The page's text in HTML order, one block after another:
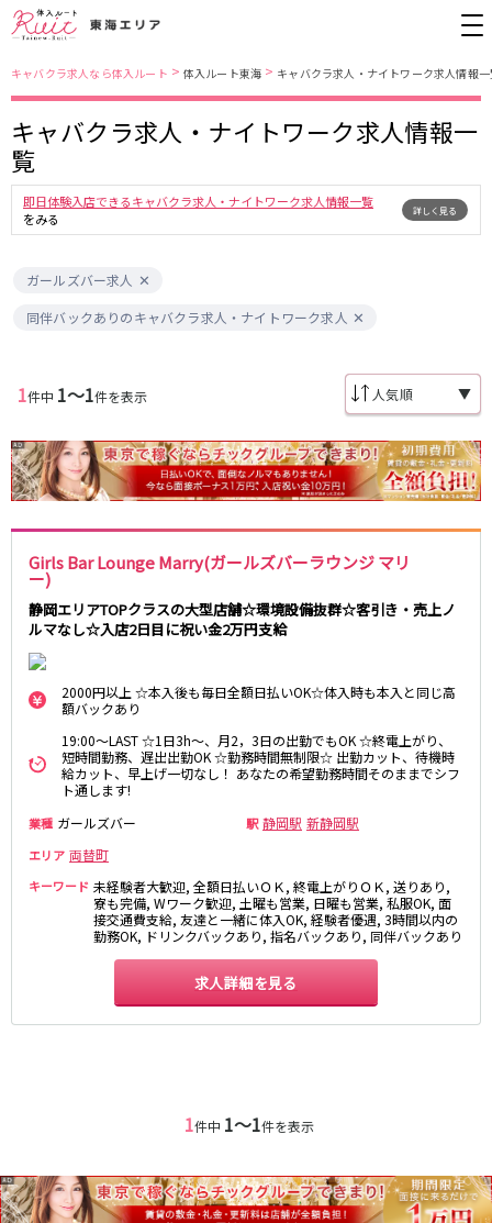
キャバクラ求人なら体入ルート > 体入ルート東海 > キャバクラ求人・ナイトワーク求人情報
キャバクラ求人・ナイトワーク求人情報一
覧
即日体験入店できるキャバクラ求人・ナイトワーク求人情報一覧
をみる
詳しく見る
ガールズバー求人
同伴バックありのキャバクラ求人・ナイトワーク求人
1件中 1〜1件を表示 ▼
Girls Bar Lounge Marry(ガールズバーラウンジ マリ
ー)
静岡エリアTOPクラスの大型店舗☆環境設備抜群☆客引き・売上ノ
ルマなし☆入店2日目に祝い金2万円支給
2000円以上 ☆本入後も毎日全額日払いOK☆体入時も本入と同じ高
額バックあり
19:00～LAST ☆1日3h～、月2，3日の出勤でもOK ☆終電上がり、
短時間勤務、遅出出勤OK ☆勤務時間無制限☆ 出勤カット、待機時
給カット、早上げ一切なし！ あなたの希望勤務時間そのままでシフ
ト通します!
業種 ガールズバー 駅 静岡駅 新静岡駅
エリア 両替町
キーワード 未経験者大歓迎, 全額日払いＯＫ, 終電上がりＯＫ, 送りあり,
寮も完備, Wワーク歓迎, 土曜も営業, 日曜も営業, 私服OK, 面
接交通費支給, 友達と一緒に体入OK, 経験者優遇, 3時間以内の
勤務OK, ドリンクバックあり, 指名バックあり, 同伴バックあり
求人詳細を見る
1件中 1〜1件を表示
愛知県
錦・栄
金山
尾張西部
豊田
名駅
三重県
四日市
岐阜県
岐阜
該当求人 0件 選択した内容で設定
名古屋市営地下鉄東山線
栄駅
藤が丘駅
名古屋市営地下鉄桜通線
久屋大通駅 今池駅
金山駅
名鉄名古屋本線
名鉄名古屋駅
近鉄名古屋線
近鉄四日市駅 近鉄名古屋駅
JR関西本線(名古屋～亀山)
四日市駅
名古屋市営地下鉄名城線
栄駅
久屋大通駅
金山駅
JR東海道本線(浜松～岐阜)
浜松駅
金山駅
名鉄西尾線
名鉄三河線